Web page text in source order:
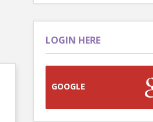
LOGIN HERE
GOOGLE